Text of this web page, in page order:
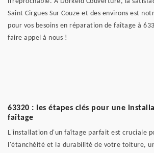
Saint Cirgues Sur Couze et des environs est
pour vos besoins en réparation de faîtage à
faire appel à nous !
63320 : les étapes clés pour une
faîtage
L'installation d'un faîtage parfait est cruciale
l'étanchéité et la durabilité de votre toiture,